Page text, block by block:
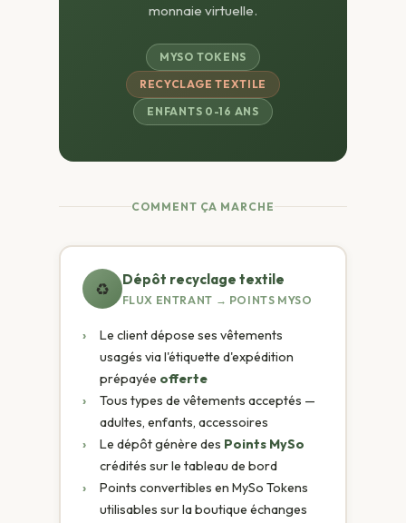
monnaie virtuelle.
MYSO TOKENS
RECYCLAGE TEXTILE
ENFANTS 0-16 ANS
COMMENT ÇA MARCHE
♻ Dépôt recyclage textile
FLUX ENTRANT → POINTS MYSO
›
Le client dépose ses vêtements
usagés via l'étiquette d'expédition
prépayée offerte
›
Tous types de vêtements acceptés —
adultes, enfants, accessoires
›
Le dépôt génère des Points MySo
crédités sur le tableau de bord
›
Points convertibles en MySo Tokens
utilisables sur la boutique échanges